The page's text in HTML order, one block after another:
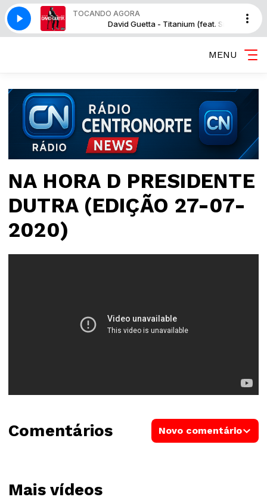
TOCANDO AGORA
(feat. Sia) David Guetta - Titanium (feat. Sia)
MENU
NA HORA D PRESIDENTE
DUTRA (EDIÇÃO 27-07-
2020)
Mais vídeos
Comentários Novo comentário